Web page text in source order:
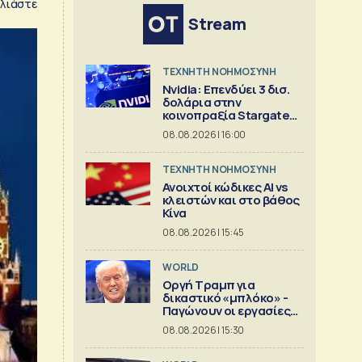
Stream
TΕΧΝΗΤΗ ΝΟΗΜΟΣΥΝΗ
Nvidia: Επενδύει 3 δισ.
δολάρια στην
κοινοπραξία Stargate
για κέντρα δεδομένων
08.08.2026 | 16:00
TΕΧΝΗΤΗ ΝΟΗΜΟΣΥΝΗ
Ανοιχτοί κώδικες AI vs
κλειστών και στο βάθος
Κίνα
08.08.2026 | 15:45
WORLD
Οργή Τραμπ για
δικαστικό «μπλόκο» -
Παγώνουν οι εργασίες
στη νέα αίθουσα
δεξιώσεων
08.08.2026 | 15:30